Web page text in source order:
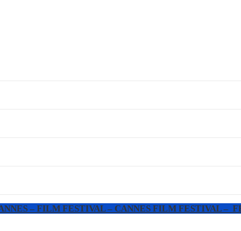
– FILM FESTIVAL – CANNES FILM FESTIVAL –